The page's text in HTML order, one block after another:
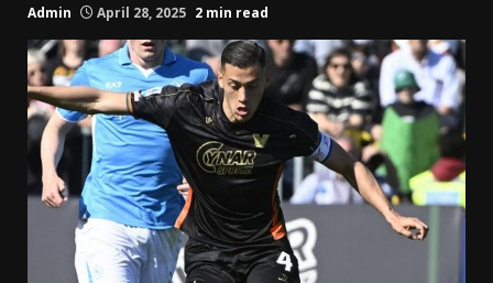
Admin April 28, 2025 2 min read